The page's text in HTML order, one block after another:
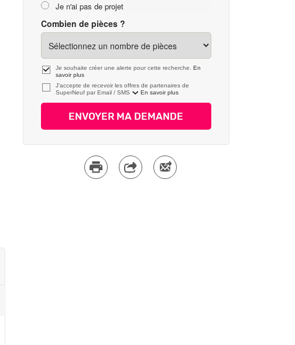
Je n'ai pas de projet
Combien de pièces ?
Je souhaite créer une alerte pour cette recherche. En
savoir plus
J’accepte de recevoir les offres de partenaires de
SuperNeuf par
En savoir plus
ENVOYER MA DEMANDE